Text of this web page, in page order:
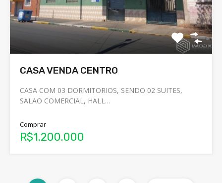
CASA VENDA CENTRO
CASA COM 03 DORMITORIOS, SENDO 02 SUITES,
SALAO COMERCIAL, HALL…
Comprar
R$1.200.000